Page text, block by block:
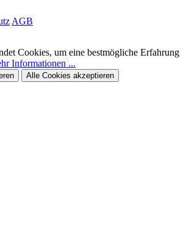
AGB
Cookies, um eine bestmögliche Erfahrung
Informationen ...
Alle Cookies akzeptieren